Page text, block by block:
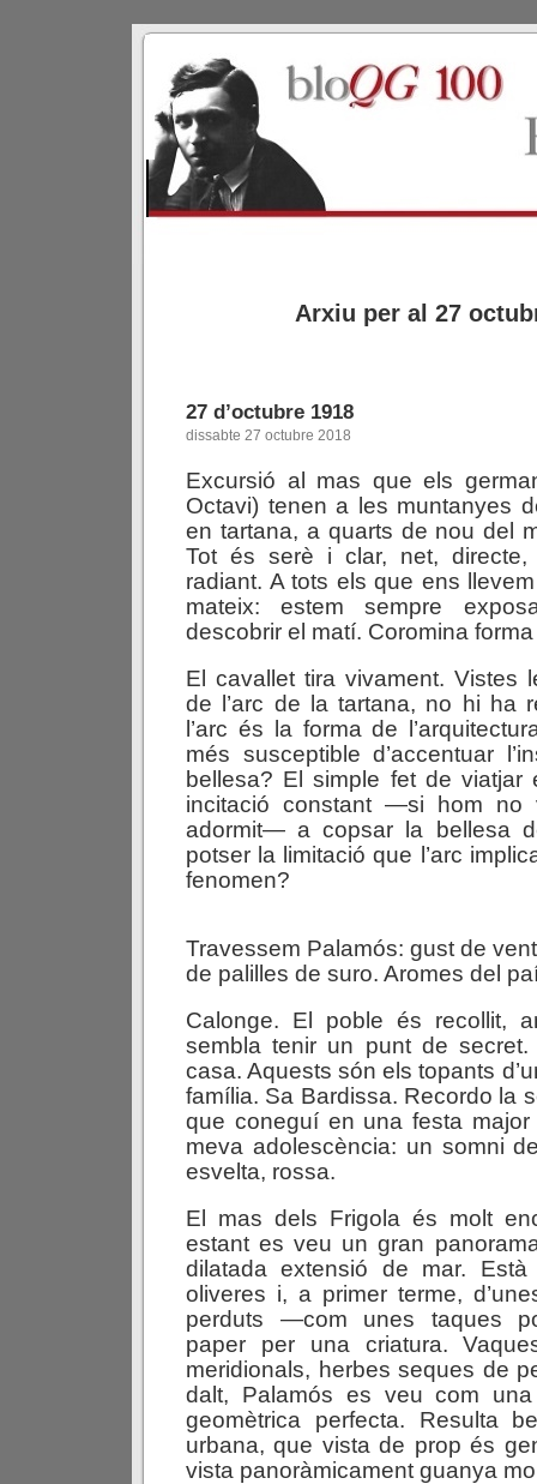
Arxiu per al 27
27 d’octubre 1918
dissabte 27 octubre 2018
Excursió al mas que els
Octavi) tenen a les muntanyes
en tartana, a quarts de nou del
Tot és serè i clar, net, directe,
radiant. A tots els que ens
mateix: estem sempre
descobrir el matí. Coromina forma
El cavallet tira vivament. Vistes
de l’arc de la tartana, no hi ha
l’arc és la forma de
més susceptible d’accentuar
bellesa? El simple fet de viatjar
incitació constant —si hom no
adormit— a copsar la bellesa
potser la limitació que l’arc
fenomen?
Travessem Palamós: gust de
de palilles de suro. Aromes del
Calonge. El poble és recollit,
sembla tenir un punt de secret.
casa. Aquests són els topants
família. Sa Bardissa. Recordo la
que coneguí en una festa
meva adolescència: un somni
esvelta, rossa.
El mas dels Frigola és molt
estant es veu un gran
dilatada extensió de mar.
oliveres i, a primer terme,
perduts —com unes taques
paper per una criatura.
meridionals, herbes seques de
dalt, Palamós es veu com
geomètrica perfecta. Resulta
urbana, que vista de prop és
vista panoràmicament guanya